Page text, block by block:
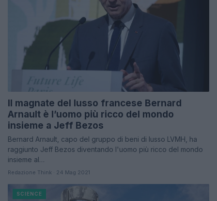
Il magnate del lusso francese Bernard
Arnault è l’uomo più ricco del mondo
insieme a Jeff Bezos
Bernard Arnault, capo del gruppo di beni di lusso LVMH, ha
raggiunto Jeff Bezos diventando l'uomo più ricco del mondo
insieme al…
Redazione Think · 24 Mag 2021
SCIENCE